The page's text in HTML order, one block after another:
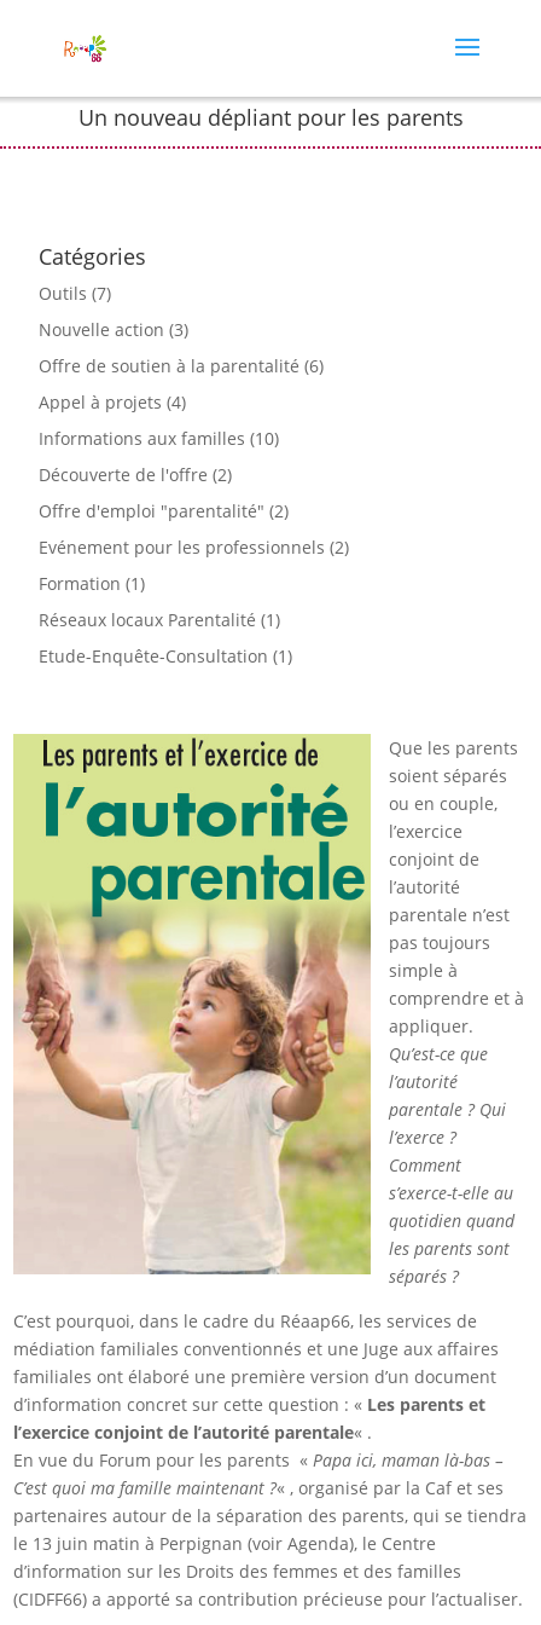
Un nouveau dépliant pour les parents
Que les parents
soient séparés
ou en couple,
l’exercice
conjoint de
l’autorité
parentale n’est
pas toujours
simple à
comprendre et à
appliquer.
Qu’est-ce que
l’autorité
parentale ? Qui
l’exerce ?
Comment
s’exerce-t-elle au
quotidien quand
les parents sont
séparés ?
C’est pourquoi, dans le cadre du Réaap66, les services de
médiation familiales conventionnés et une Juge aux affaires
familiales ont élaboré une première version d’un document
d’information concret sur cette question : « Les parents et
l’exercice conjoint de l’autorité parentale« .
En vue du Forum pour les parents «Papa ici, maman là-bas –
C’est quoi ma famille maintenant ?« , organisé par la Caf et ses
partenaires autour de la séparation des parents, qui se tiendra
le 13 juin matin à Perpignan (voir Agenda), le Centre
d’information sur les Droits des femmes et des familles
(CIDFF66) a apporté sa contribution précieuse pour l’actualiser.
Catégories
Outils (7)
Nouvelle action (3)
Offre de soutien à la parentalité (6)
Appel à projets (4)
Informations aux familles (10)
Découverte de l'offre (2)
Offre d'emploi "parentalité" (2)
Evénement pour les professionnels (2)
Formation (1)
Réseaux locaux Parentalité (1)
Etude-Enquête-Consultation (1)